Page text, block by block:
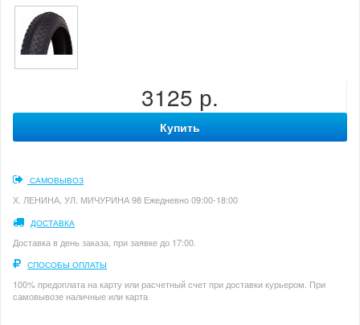
3125 р.
Купить
САМОВЫВОЗ
Х. ЛЕНИНА, УЛ. МИЧУРИНА 98 Ежедневно 09:00-18:00
ДОСТАВКА
Доставка в день заказа, при заявке до 17:00.
СПОСОБЫ ОПЛАТЫ
100% предоплата на карту или расчетный счет при доставки курьером. При
самовывозе наличные или карта